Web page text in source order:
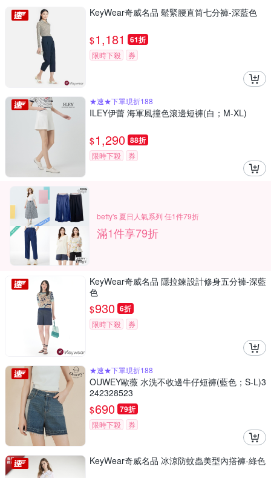
KeyWear奇威名品 鬆緊腰直筒七分褲-深藍色
$1,181 61折
限時下殺 券
★速★下單現折188
ILEY伊蕾 海軍風撞色滾邊短褲(白；M-XL)
$1,290 88折
限時下殺 券
betty's 夏日人氣系列 任1件79折
滿1件享79折
KeyWear奇威名品 隱拉鍊設計修身五分褲-深藍
色
$930 6折
限時下殺 券
★速★下單現折188
OUWEY歐薇 水洗不收邊牛仔短褲(藍色；S-L)3
242328523
$690 79折
限時下殺 券
KeyWear奇威名品 冰涼防蚊蟲美型內撘褲-綠色